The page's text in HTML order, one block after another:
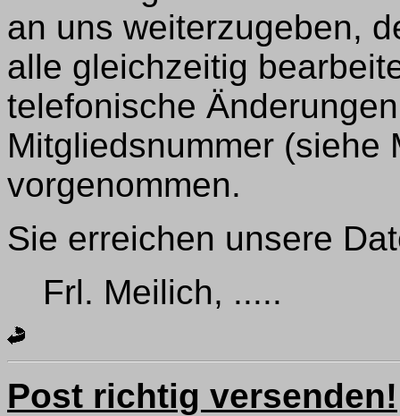
an uns weiterzugeben,
alle gleichzeitig
telefonische
Mitgliedsnummer (siehe
vorgenommen.
Sie erreichen unsere
Frl. Meilich, .....
Post richtig versenden!